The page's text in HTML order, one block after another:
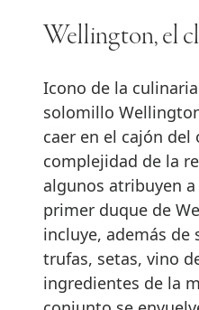
Wellington, el
Icono de la
solomillo
caer en el cajón del
complejidad de la
algunos atribuyen
primer duque de
incluye, además
trufas, setas, vino
ingredientes de la